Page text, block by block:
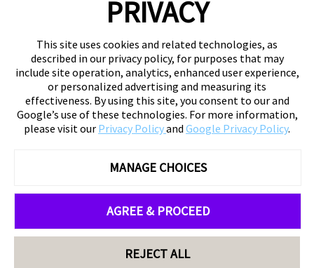
PRIVACY
This site uses cookies and related technologies, as
described in our privacy policy, for purposes that may
include site operation, analytics, enhanced user experience,
or personalized advertising and measuring its
effectiveness. By using this site, you consent to our and
Google’s use of these technologies. For more information,
please visit our Privacy Policyand Google Privacy Policy.
MANAGE CHOICES
AGREE & PROCEED
REJECT ALL